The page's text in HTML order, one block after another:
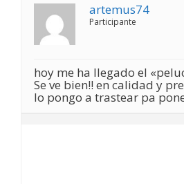
artemus74
Participante
hoy me ha llegado el
Se ve bien!! en calidad y
lo pongo a trastear pa